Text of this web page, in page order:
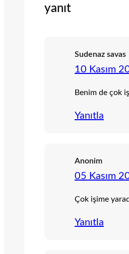
yanıt
Sudenaz savas
10 Kasım
Benim de çok
Yanıtla
Anonim
05 Kasım
Çok işime
Yanıtla